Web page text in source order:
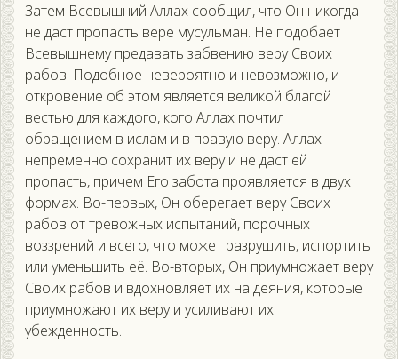
Затем Всевышний Аллах сообщил, что Он никогда
не даст пропасть вере мусульман. Не подобает
Всевышнему предавать забвению веру Своих
рабов. Подобное невероятно и невозможно, и
откровение об этом является великой благой
вестью для каждого, кого Аллах почтил
обращением в ислам и в правую веру. Аллах
непременно сохранит их веру и не даст ей
пропасть, причем Его забота проявляется в двух
формах. Во-первых, Он оберегает веру Своих
рабов от тревожных испытаний, порочных
воззрений и всего, что может разрушить, испортить
или уменьшить её. Во-вторых, Он приумножает веру
Своих рабов и вдохновляет их на деяния, которые
приумножают их веру и усиливают их
убежденность.